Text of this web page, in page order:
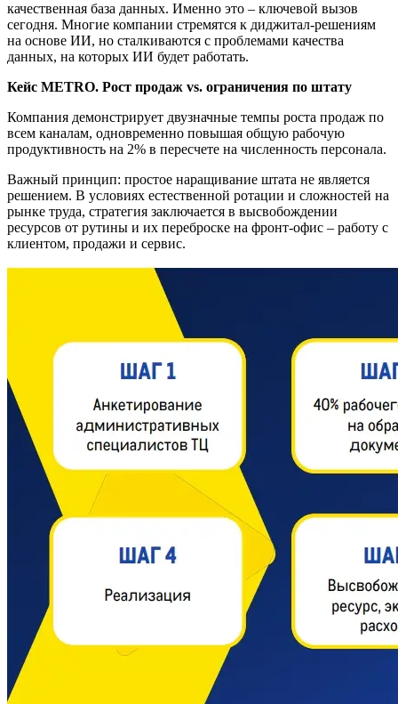
качественная база данных. Именно это – ключевой вызов
сегодня. Многие компании стремятся к диджитал-решениям
на основе ИИ, но сталкиваются с проблемами качества
данных, на которых ИИ будет работать.
Кейс METRO. Рост продаж vs. ограничения по штату
Компания демонстрирует двузначные темпы роста продаж по
всем каналам, одновременно повышая общую рабочую
продуктивность на 2% в пересчете на численность персонала.
Важный принцип: простое наращивание штата не является
решением. В условиях естественной ротации и сложностей на
рынке труда, стратегия заключается в высвобождении
ресурсов от рутины и их переброске на фронт-офис – работу с
клиентом, продажи и сервис.